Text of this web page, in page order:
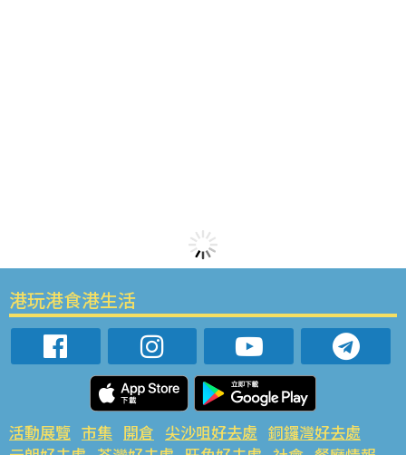
港玩港食港生活
活動展覽 市集 開倉 尖沙咀好去處 銅鑼灣好去處